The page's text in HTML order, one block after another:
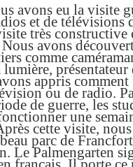
avons eu la visite
et de télévisions
très constructive
Nous avons
comme
lumière,
appris
ou de radio.
de guerre, les
une
cette visite,
parc de
Le Palmengarten